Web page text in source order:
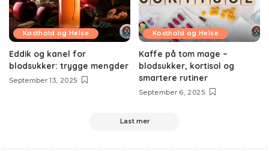
Kosthold og Helse
Eddik og kanel for
blodsukker: trygge mengder
September 13, 2025
Kosthold og Helse
Kaffe på tom mage –
blodsukker, kortisol og
smartere rutiner
September 6, 2025
Last mer